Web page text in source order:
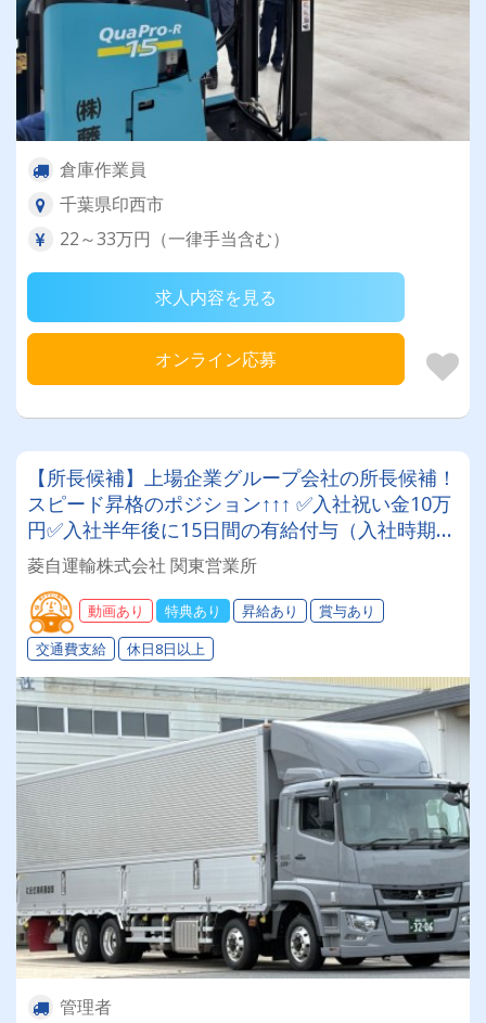
倉庫作業員
千葉県印西市
22～33万円（一律手当含む）
求人内容を見る
オンライン応募
【所長候補】上場企業グループ会社の所長候補！
スピード昇格のポジション↑↑↑ ✅入社祝い金10万
円✅入社半年後に15日間の有給付与（入社時期に
よる）✅平均年間休日126日✅退職金制度＆持ち
株会もあり！
菱自運輸株式会社 関東営業所
動画あり 特典あり 昇給あり
賞与あり
交通費支給
休日8日以上
管理者